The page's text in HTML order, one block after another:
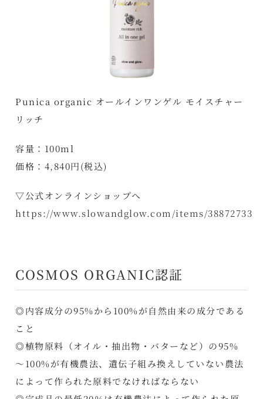
Punica organic オールインワンゲル モイスチャー
リッチ
容量：100ml
価格：4,840円(税込)
▽公式オンラインショップへ
https://www.slowandglow.com/items/38872733
COSMOS ORGANIC認証
◎内容成分の95%から100%が自然由来の成分である
こと
◎植物原料（オイル・抽出物・バターなど）の95%
～100%が有機農法、遺伝子組み換えしていない農法
によって作られた原料でなければならない